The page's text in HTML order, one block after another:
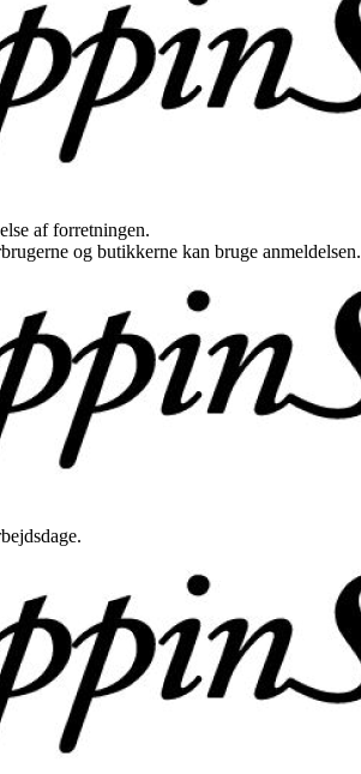
af forretningen.
og butikkerne kan bruge anmeldelsen.